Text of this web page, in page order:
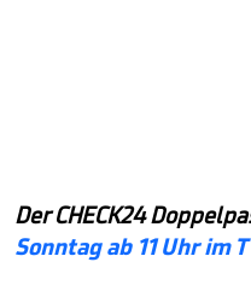
Der CHECK24
Sonntag ab 11 Uhr im